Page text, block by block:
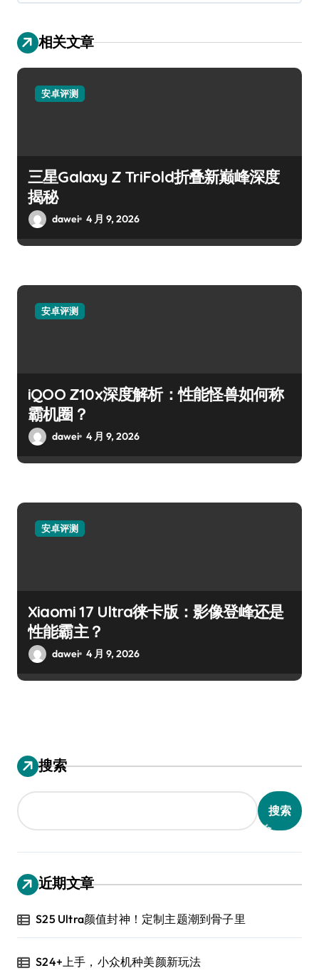
相关文章
安卓评测
三星Galaxy Z TriFold折叠新巅峰深度
揭秘
dawei 4 月 9, 2026
安卓评测
iQOO Z10x深度解析：性能怪兽如何称
霸机圈？
dawei 4 月 9, 2026
安卓评测
Xiaomi 17 Ultra徕卡版：影像登峰还是
性能霸主？
dawei 4 月 9, 2026
搜索
搜索
近期文章
S25 Ultra颜值封神！定制主题潮到骨子里
S24+上手，小众机种美颜新玩法